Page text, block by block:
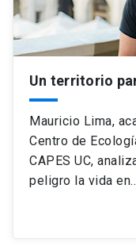
Un territorio
Mauricio Lima,
Centro de
CAPES UC,
peligro la vida